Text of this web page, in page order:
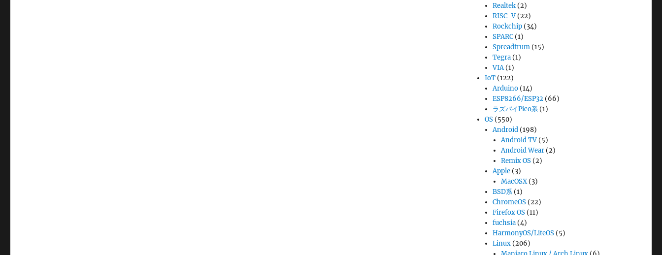
Realtek (2)
RISC-V (22)
Rockchip (34)
SPARC (1)
Spreadtrum (15)
Tegra (1)
VIA(1)
IoT (122)
Arduino (14)
ESP8266/ESP32 (66)
ラズパイPico系 (1)
OS (550)
Android (198)
Android TV(5)
Android Wear(2)
Remix OS(2)
Apple (3)
MacOSX(3)
BSD系 (1)
ChromeOS (22)
Firefox OS (11)
fuchsia (4)
HarmonyOS/LiteOS (5)
Linux (206)